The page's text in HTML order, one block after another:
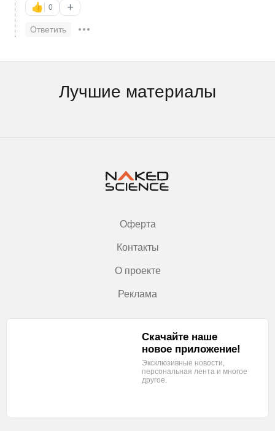
👍 0 +
Ответить
Лучшие материалы
Оферта
Контакты
О проекте
Реклама
Скачайте наше
новое приложение!
Эксклюзивные новости,
персональная лента и многое
другое.